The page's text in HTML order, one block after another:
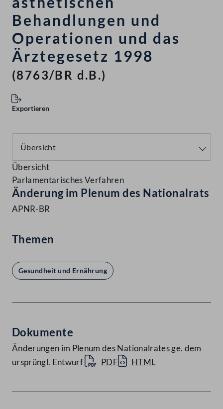
Behandlungen und
Operationen und das
Ärztegesetz 1998
(8763/BR d.B.)
Exportieren
Übersicht
Parlamentarisches Verfahren
Änderung im Plenum des Nationalrats
APNR-BR
Themen
Gesundheit und Ernährung
Dokumente
Änderungen im Plenum des Nationalrates ge. dem
ursprüngl. Entwurf
PDF HTML